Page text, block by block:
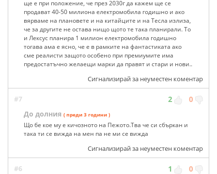
ще е при положение, че през 2030г да кажем ще се
продават 40-50 милиона електромобила годишно и ако
вярваме на плановете и на китайците и на Тесла излиза,
че за другите не остава нищо щото те така планирали. То
и Лексус планира 1 милион електромобила годишно
тогава ама е ясно, че е в рамките на фантастиката ако
сме реалисти защото особено при премиумите има
предостатъчно желаещи марки да правят и стари и нови..
Сигнализирай за неуместен коментар
#7 2 0
До долния ( преди 3 години )
Що бе кое му е кичозното на Пежото.Тва че си сбъркан и
така ти се вижда на мен па не ми се вижда
Сигнализирай за неуместен коментар
#6 1 0